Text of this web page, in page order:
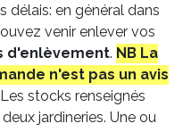
délais: en général dans
venir enlever vos
d'enlèvement. NB La
n'est pas un avis
stocks renseignés
jardineries. Une ou